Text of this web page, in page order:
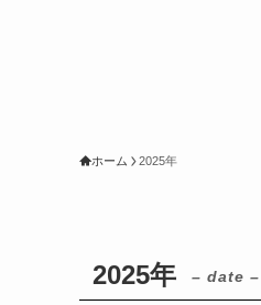
ホーム 2025年
2025年 – date –